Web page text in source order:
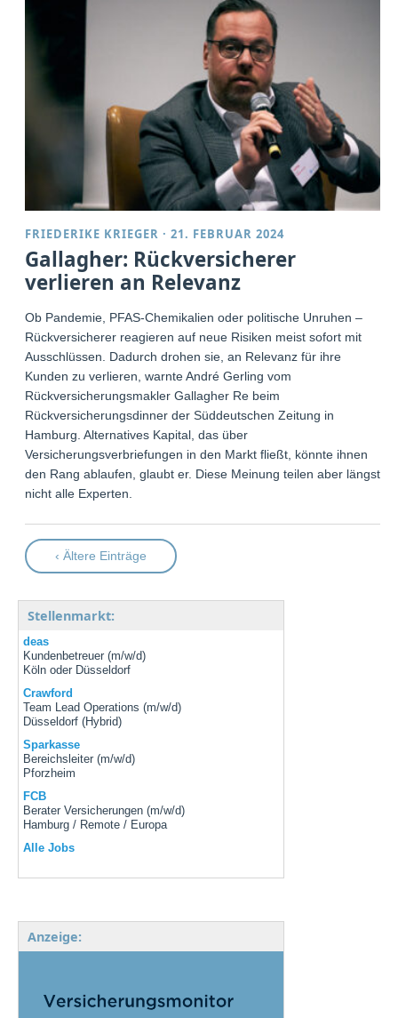
FRIEDERIKE KRIEGER ·21. FEBRUAR 2024
Gallagher: Rückversicherer
verlieren an Relevanz
Ob Pandemie, PFAS-Chemikalien oder politische Unruhen –
Rückversicherer reagieren auf neue Risiken meist sofort mit
Ausschlüssen. Dadurch drohen sie, an Relevanz für ihre
Kunden zu verlieren, warnte André Gerling vom
Rückversicherungsmakler Gallagher Re beim
Rückversicherungsdinner der Süddeutschen Zeitung in
Hamburg. Alternatives Kapital, das über
Versicherungsverbriefungen in den Markt fließt, könnte ihnen
den Rang ablaufen, glaubt er. Diese Meinung teilen aber längst
nicht alle Experten.
‹ Ältere Einträge
Stellenmarkt:
deas
Kundenbetreuer (m/w/d)
Köln oder Düsseldorf
Crawford
Team Lead Operations (m/w/d)
Düsseldorf (Hybrid)
Sparkasse
Bereichsleiter (m/w/d)
Pforzheim
FCB
Berater Versicherungen (m/w/d)
Hamburg / Remote / Europa
Alle Jobs
Anzeige: